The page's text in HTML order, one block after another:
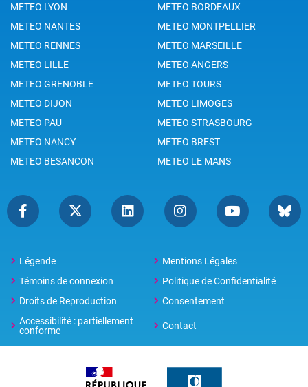
METEO LYON
METEO BORDEAUX
METEO NANTES
METEO MONTPELLIER
METEO RENNES
METEO MARSEILLE
METEO LILLE
METEO ANGERS
METEO GRENOBLE
METEO TOURS
METEO DIJON
METEO LIMOGES
METEO PAU
METEO STRASBOURG
METEO NANCY
METEO BREST
METEO BESANCON
METEO LE MANS
Légende
Mentions Légales
Témoins de connexion
Politique de Confidentialité
Droits de Reproduction
Consentement
Accessibilité : partiellement
conforme
Contact